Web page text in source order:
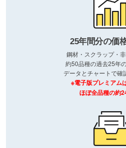
25年間分の価
鋼材・スクラップ・
約50品種の過去25年
データとチャートで確
※電子版プレミアム
ほぼ全品種の約